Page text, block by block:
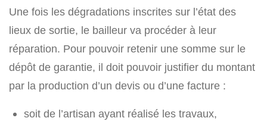
Une fois les dégradations inscrites sur l’état des
lieux de sortie, le bailleur va procéder à leur
réparation. Pour pouvoir retenir une somme sur le
dépôt de garantie, il doit pouvoir justifier du montant
par la production d’un devis ou d’une facture :
soit de l’artisan ayant réalisé les travaux,